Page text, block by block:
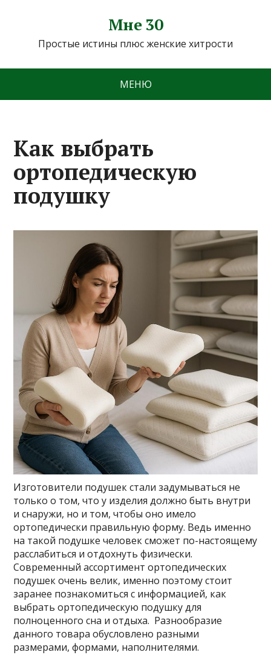
Мне 30
Простые истины плюс женские хитрости
МЕНЮ
Как выбрать
ортопедическую
подушку
Изготовители подушек стали задумываться не
только о том, что у изделия должно быть внутри
и снаружи, но и том, чтобы оно имело
ортопедически правильную форму. Ведь именно
на такой подушке человек сможет по-настоящему
расслабиться и отдохнуть физически.
Современный ассортимент ортопедических
подушек очень велик, именно поэтому стоит
заранее познакомиться с информацией, как
выбрать ортопедическую подушку для
полноценного сна и отдыха. Разнообразие
данного товара обусловлено разными
размерами, формами, наполнителями.